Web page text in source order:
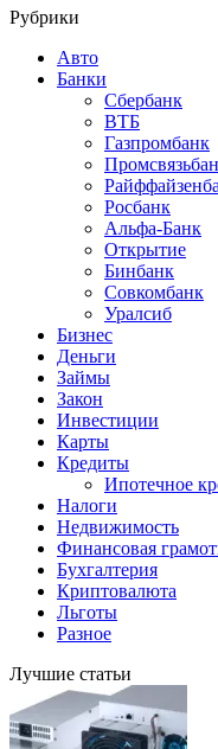
Рубрики
Авто
Банки
Сбербанк
ВТБ
Газпромбанк
Росбанк
Альфа-Банк
Открытие
Бинбанк
Совкомбанк
Уралсиб
Бизнес
Деньги
Займы
Закон
Инвестиции
Карты
Кредиты
Ипотечное
Налоги
Недвижимость
Финансовая
Бухгалтерия
Криптовалюта
Льготы
Разное
Лучшие статьи